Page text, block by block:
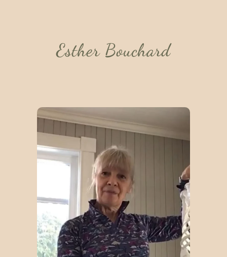
Esther Bouchard